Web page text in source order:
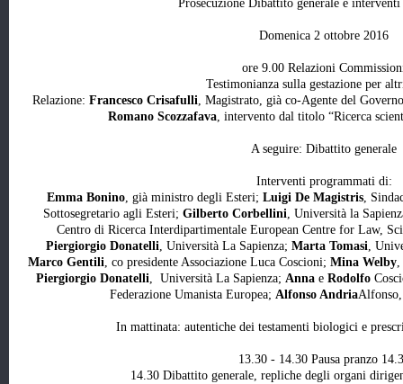
Prosecuzione Dibattito generale e
Domenica 2 ottobre 2016
ore 9.00 Relazioni
Testimonianza sulla gestazione per
Relazione: Francesco Crisafulli, Magistrato, già co-Agente del
Romano Scozzafava, intervento dal titolo “Ricerca
A seguire: Dibattito generale
Interventi programmati di:
Emma Bonino, già ministro degli Esteri; Luigi De Magistris,
Sottosegretario agli Esteri; Gilberto Corbellini, Università la
Centro di Ricerca Interdipartimentale European Centre for Law,
Piergiorgio Donatelli, Università La Sapienza; Marta Tomasi,
Marco Gentili, co presidente Associazione Luca Coscioni; Mina Welby,
Piergiorgio Donatelli, Università La Sapienza; Anna e Rodolfo
Federazione Umanista Europea; Alfonso AndriaAlfonso,
In mattinata: autentiche dei testamenti biologici e
13.30 - 14.30 Pausa pranzo
14.30 Dibattito generale, repliche degli organi